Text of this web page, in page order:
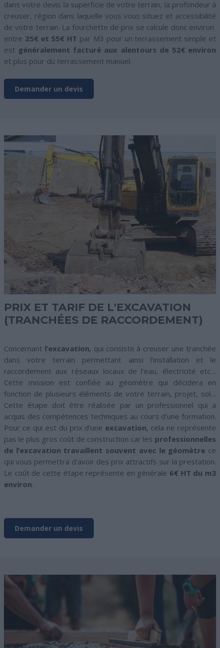
dans votre devis la superficie de votre terrain, la profondeur à
creuser, région dans laquelle vous vous situez et accessibilité
de votre terrain. La fourchette de prix se calcule donc environ
entre 25€ et 55€ HT par M3 pour un terrassement simple et
est généralement facturé aux alentours de 52€ environ
et plus pour du terrassement manuel.
Demander un devis
PRIX ET TARIF DE L'EXCAVATION
(TRANCHÉES DE RACCORDEMENT)
Concernant l’excavation, qui consiste à creuser une tranchée
dans votre terrain permettant ainsi l’installation et le
raccordement aux réseaux locaux de l’eau, électricité etc…
Cette mission est confiée au géomètre qui décidera en
fonction de plusieurs éléments de votre terrain, projet, sol…
Cette étape doit être réalisée par un professionnel qui a
acquis des compétences techniques au cours d’une formation.
Pour ce qui est du prix d’une excavation, cela ne représente
pas le plus gros coût de construction car les professionnelles
de l’excavation travaillent souvent avec le géomètre ce
qui vous permettra d’avoir des prix attractifs sur la prestation.
Le coût de cette étape représente en générale 6€ HT du m3
environ.
Demander un devis